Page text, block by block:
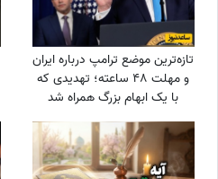
تازه‌ترین موضع ترامپ درباره ایران
و مهلت 48 ساعته؛ تهدیدی که
با یک ابهام بزرگ همراه شد